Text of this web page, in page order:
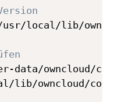
/usr/local/lib/
lib/owncloud/